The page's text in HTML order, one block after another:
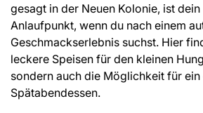
gesagt in der Neuen Kolonie, ist
Anlaufpunkt, wenn du nach einem
Geschmackserlebnis suchst. Hier
leckere Speisen für den kleinen
sondern auch die Möglichkeit für
Spätabendessen.